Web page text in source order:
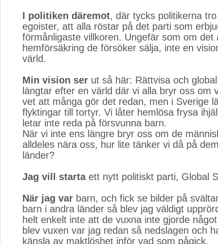
I politiken däremot, där tycks politikerna
egoister, att alla röstar på det parti som
förmånligaste villkoren. Ungefär som om det
hemförsäkring de försöker sälja, inte en
värld.
Min vision ser ut så här: Rättvisa och
längtar efter en värld där vi alla bryr oss om
vet att många gör det redan, men i Sverige
flyktingar till tortyr. Vi låter hemlösa frysa
letar inte reda på försvunna barn.
När vi inte ens längre bryr oss om de
alldeles nära oss, hur lite tänker vi då på
länder?
Jag vill startaett nytt politiskt parti, Global
När jag var barn, och fick se bilder på
barn i andra länder så blev jag väldigt
helt enkelt inte att de vuxna inte gjorde
blev vuxen var jag redan så nedslagen och
känsla av maktlöshet inför vad som pågick.